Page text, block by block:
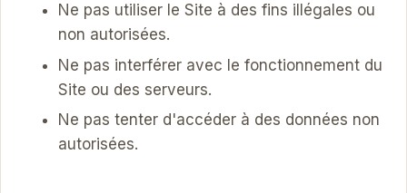
Ne pas utiliser le Site à des fins illégales ou
non autorisées.
Ne pas interférer avec le fonctionnement du
Site ou des serveurs.
Ne pas tenter d'accéder à des données non
autorisées.